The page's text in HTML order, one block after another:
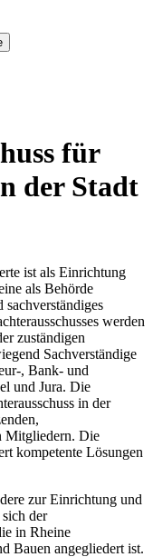
für
der Stadt
ist als Einrichtung
als Behörde
werden
zuständigen
Sachverständige
, Bank- und
und Jura. Die
in der
Mitgliedern. Die
kompetente Lösungen
zur Einrichtung und
der
in Rheine
Bauen angegliedert ist.